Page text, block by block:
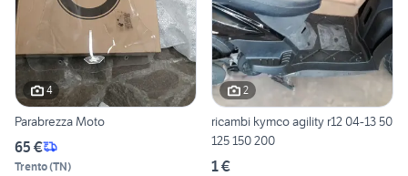
4
Parabrezza Moto
65 €
Trento(TN)
2
ricambi kymco agility r12 04-13 50
125 150 200
1 €